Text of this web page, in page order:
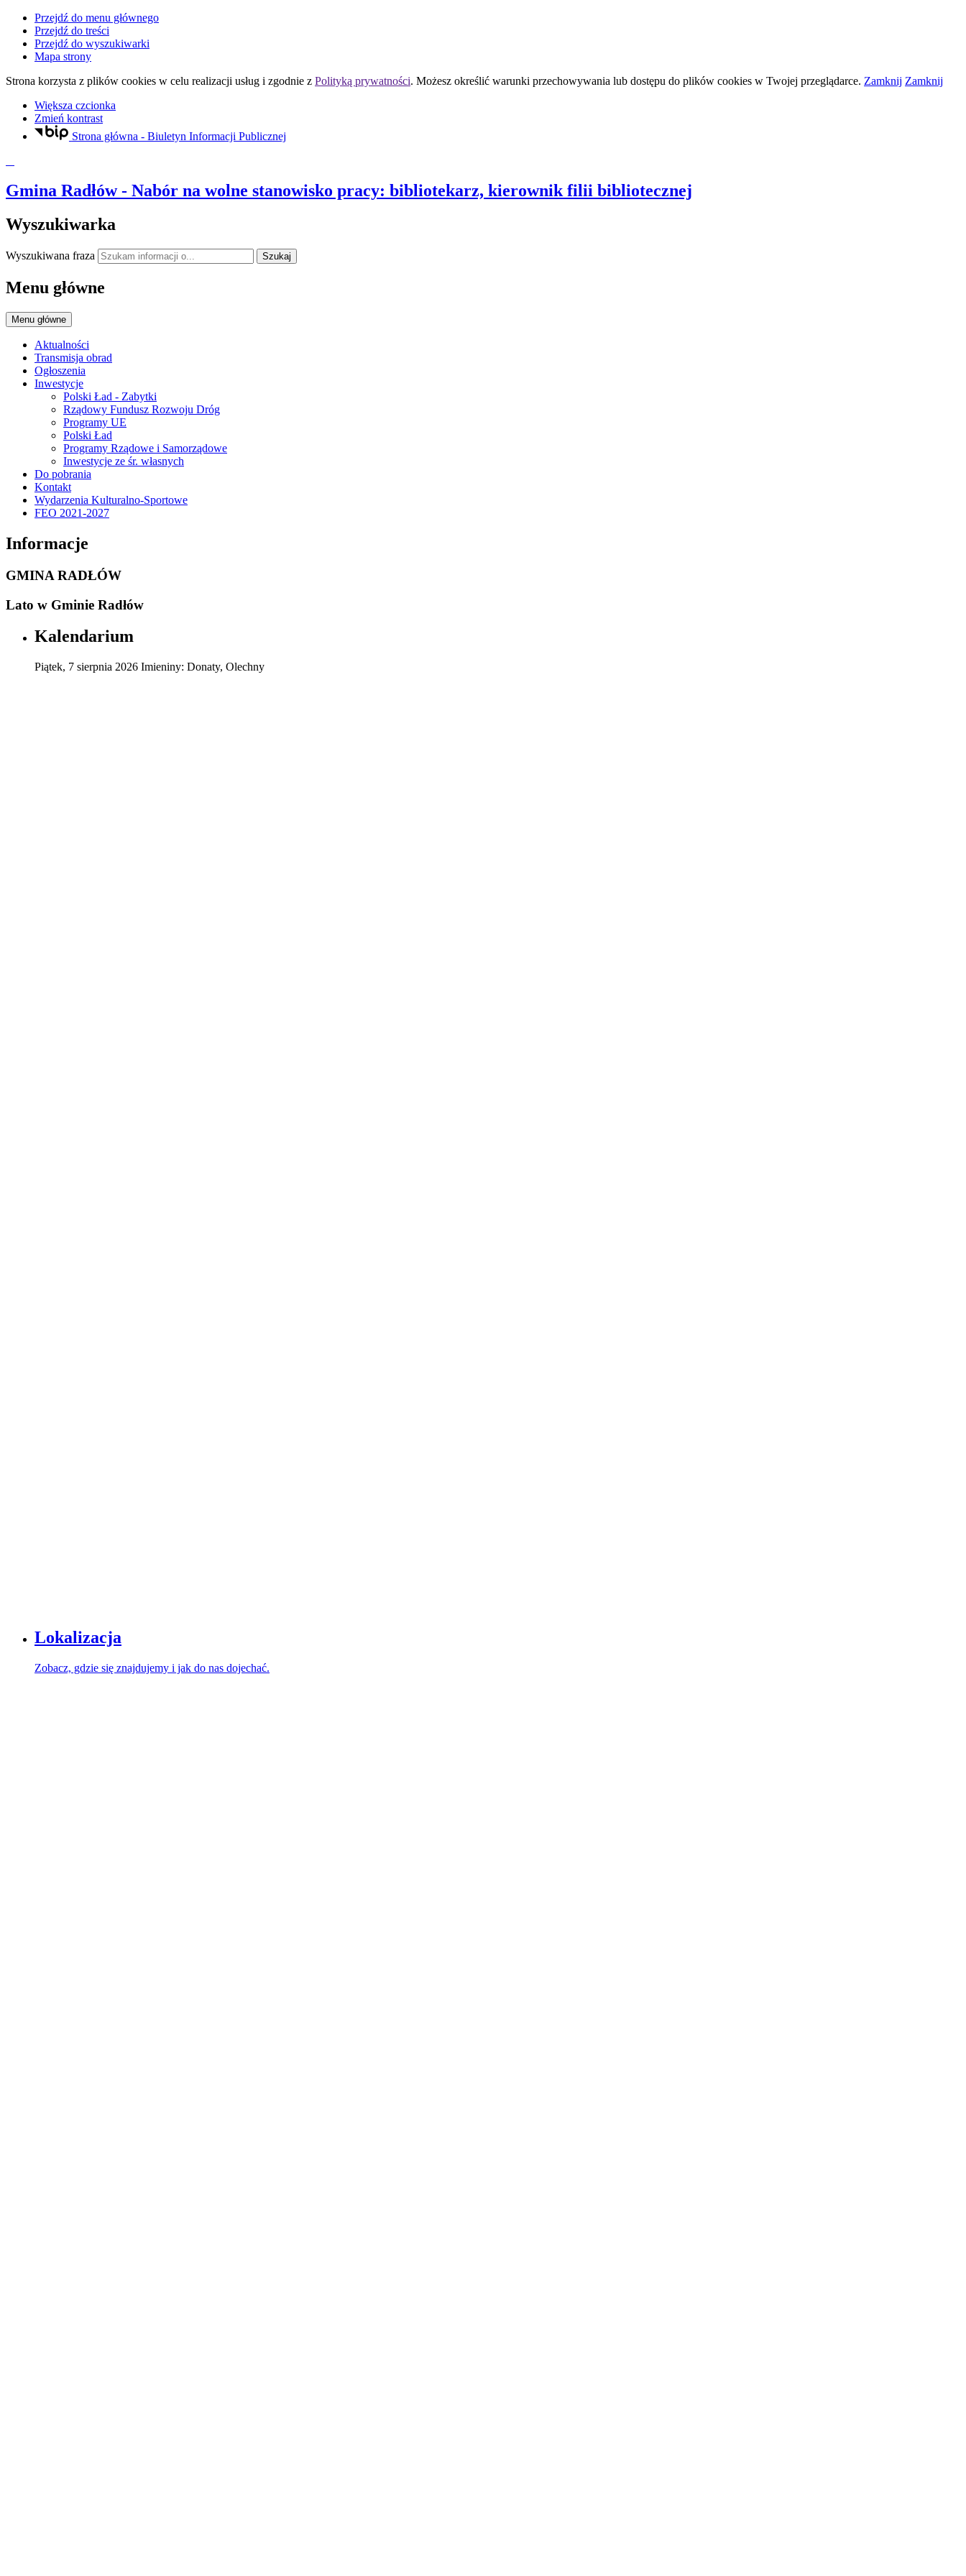
Przejdź do menu głównego
Przejdź do treści
Przejdź do wyszukiwarki
Mapa strony
Strona korzysta z plików cookies w celu realizacji usług i zgodnie z Polityką prywatności. Możesz określić warunki przechowywania lub dostępu do plików cookies w Twojej przeglądarce. Zamknij Zamknij
Większa czcionka
Zmień kontrast
Strona główna - Biuletyn Informacji Publicznej
Gmina Radłów- Nabór na wolne stanowisko pracy: bibliotekarz, kierownik filii bibliotecznej
Wyszukiwarka
Wyszukiwana fraza Szukaj
Menu główne
Menu główne
Aktualności
Transmisja obrad
Ogłoszenia
Inwestycje
Polski Ład - Zabytki
Rządowy Fundusz Rozwoju Dróg
Programy UE
Polski Ład
Programy Rządowe i Samorządowe
Inwestycje ze śr. własnych
Do pobrania
Kontakt
Wydarzenia Kulturalno-Sportowe
FEO 2021-2027
Informacje
GMINA RADŁÓW
Lato w Gminie Radłów
Kalendarium
Piątek, 7 sierpnia 2026 Imieniny: Donaty, Olechny
Lokalizacja
Zobacz, gdzie się znajdujemy i jak do nas dojechać.